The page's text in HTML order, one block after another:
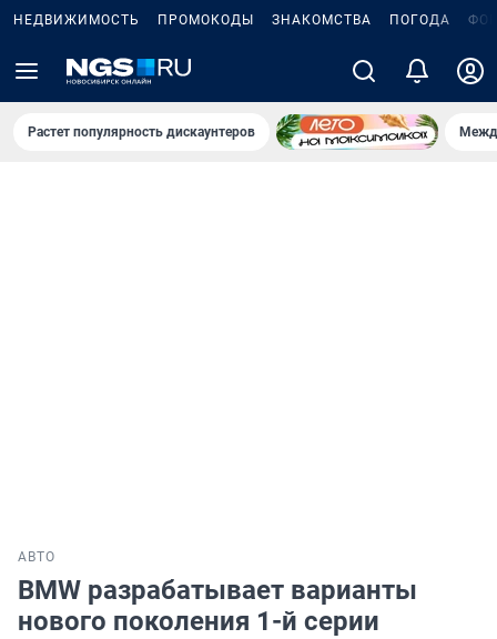
НЕДВИЖИМОСТЬ ПРОМОКОДЫ ЗНАКОМСТВА ПОГОДА
Растет популярность дискаунтеров
АВТО
BMW разрабатывает варианты
нового поколения 1-й серии